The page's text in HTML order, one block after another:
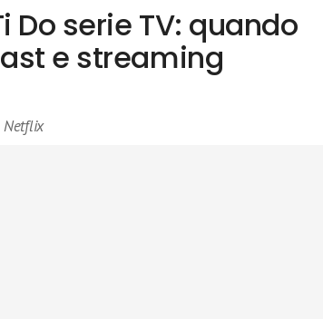
Do serie TV: quando
e streaming
Netflix